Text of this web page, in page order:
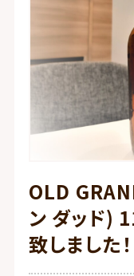
OLD
ン ダッド)
致しました！